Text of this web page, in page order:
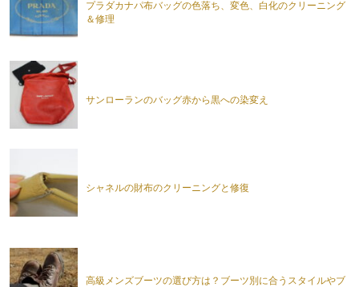
プラダカナパ布バッグの色落ち、変色、白化のクリーニング
＆修理
サンローランのバッグ赤から黒への染変え
シャネルの財布のクリーニングと修復
高級メンズブーツの選び方は？ブーツ別に合うスタイルやブ